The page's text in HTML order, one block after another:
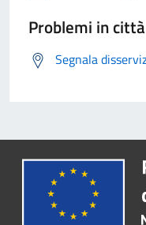
Problemi in città
Segnala